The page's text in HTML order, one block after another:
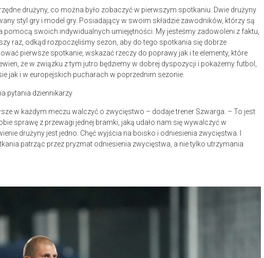
drużyny, co można było zobaczyć w pierwszym spotkaniu. Dwie drużyny
styl gry i model gry. Posiadający w swoim składzie zawodników, którzy są
pomocą swoich indywidualnych umiejętności. My jesteśmy zadowoleni z faktu,
raz, odkąd rozpoczęliśmy sezon, aby do tego spotkania się dobrze
pierwsze spotkanie, wskazać rzeczy do poprawy jak i te elementy, które
że w związku z tym jutro będziemy w dobrej dyspozycji i pokażemy futbol,
jak i w europejskich pucharach w poprzednim sezonie.
pytania dziennikarzy
w każdym meczu walczyć o zwycięstwo – dodaje trener Szwarga. – To jest
sprawę z przewagi jednej bramki, jaką udało nam się wywalczyć w
drużyny jest jedno. Chęć wyjścia na boisko i odniesienia zwycięstwa. I
patrząc przez pryzmat odniesienia zwycięstwa, a nie tylko utrzymania